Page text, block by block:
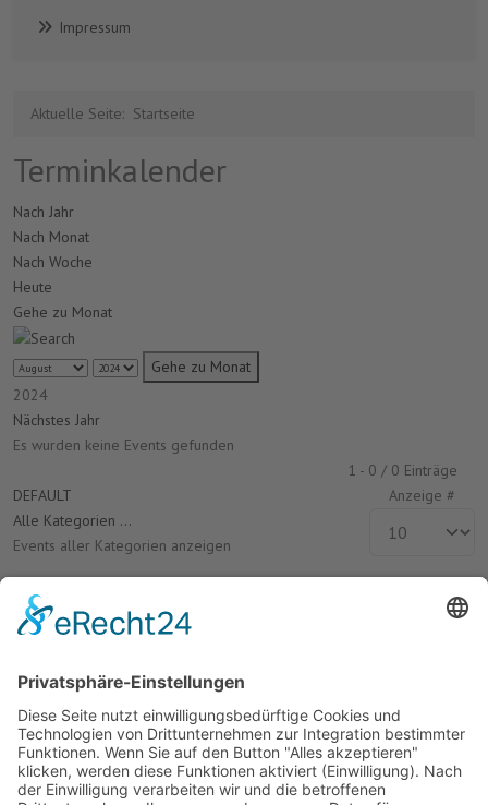
Impressum
Aktuelle Seite: Startseite
Terminkalender
Nach Jahr
Nach Monat
Nach Woche
Heute
Gehe zu Monat
Gehe zu Monat
2024
Nächstes Jahr
Es wurden keine Events gefunden
1 - 0 / 0 Einträge
Anzeige #
DEFAULT
Alle Kategorien ...
Events aller Kategorien anzeigen
Termine
Keine Termine